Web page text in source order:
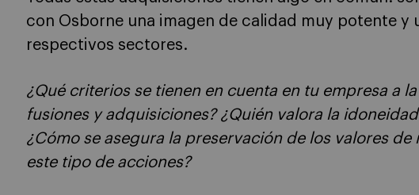
con Osborne una imagen de calidad muy potente y
respectivos sectores.
¿Qué criterios se tienen en cuenta en tu empresa a
fusiones y adquisiciones? ¿Quién valora la
¿Cómo se asegura la preservación de los valores de
este tipo de acciones?